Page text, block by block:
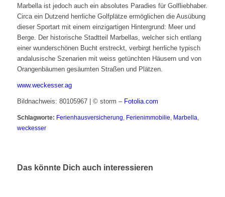
Marbella ist jedoch auch ein absolutes Paradies für Golfliebhaber.
Circa ein Dutzend herrliche Golfplätze ermöglichen die Ausübung
dieser Sportart mit einem einzigartigen Hintergrund: Meer und
Berge. Der historische Stadtteil Marbellas, welcher sich entlang
einer wunderschönen Bucht erstreckt, verbirgt herrliche typisch
andalusische Szenarien mit weiss getünchten Häusern und von
Orangenbäumen gesäumten Straßen und Plätzen.
www.weckesser.ag
Bildnachweis: 80105967 | © storm – Fotolia.com
Schlagworte: Ferienhausversicherung Ferienimmobilie Marbella
weckesser
Das könnte Dich auch interessieren